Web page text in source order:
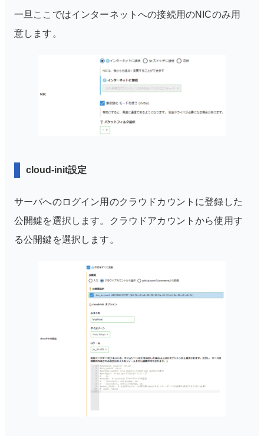
一旦ここではインターネットへの接続用のNICのみ用
意します。
cloud-init設定
サーバへのログイン用のクラウドカウントに登録した
公開鍵を選択します。
クラウドアカウントから使用す
る公開鍵を選択します。